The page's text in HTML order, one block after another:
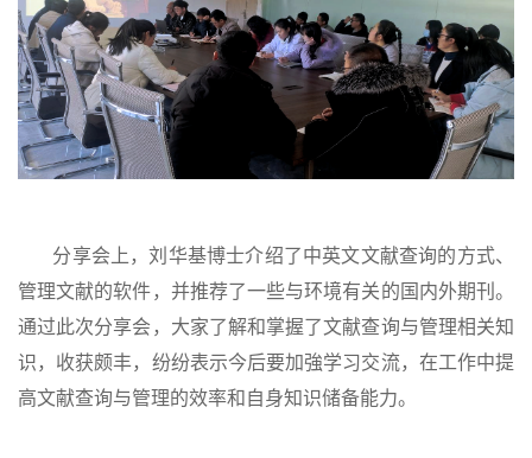
分享会上，刘华基博士介绍了中英文文献查询的方式、
管理文献的软件，并推荐了一些与环境有关的国内外期刊。
通过此次分享会，大家了解和掌握了文献查询与管理相关知
识，收获颇丰，纷纷表示今后要加強学习交流，在工作中提
高文献查询与管理的效率和自身知识储备能力。